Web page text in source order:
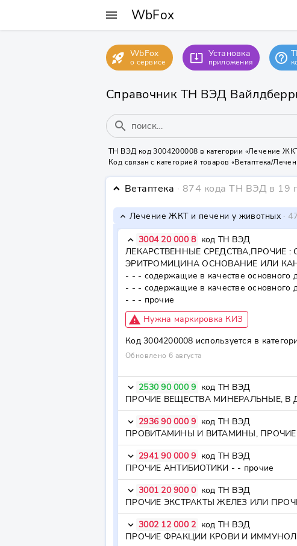
menu WbFox
rocket_launch WbFox
о сервисе system_update_alt Установка
приложения help_outline
Справочник ТН ВЭД
search
ТН ВЭД код 3004200008 в категории «Лечение
Код связан с категорией товаров «Ветаптека/
keyboard_arrow_down Ветаптека · 874 кода ТН ВЭД в 19
keyboard_arrow_down Лечение ЖКТ и печени у животных ·
keyboard_arrow_down 3004 20 000 8 код ТН ВЭД
ЛЕКАРСТВЕННЫЕ СРЕДСТВА,ПРОЧИЕ
ЭРИТРОМИЦИНА ОСНОВАНИЕ ИЛИ
- - - содержащие в качестве основного
- - - содержащие в качестве основного
- - - прочие
report_problem Нужна маркировка КИЗ
Код3004200008 используется в
Обновлено 6 августа
keyboard_arrow_down 2530 90 000 9 код ТН ВЭД
keyboard_arrow_down 2936 90 000 9 код ТН ВЭД
ПРОВИТАМИНЫ И ВИТАМИНЫ,
keyboard_arrow_down 2941 90 000 9 код ТН ВЭД
ПРОЧИЕ АНТИБИОТИКИ - - прочие
keyboard_arrow_down 3001 20 900 0 код ТН ВЭД
ПРОЧИЕ ЭКСТРАКТЫ ЖЕЛЕЗ ИЛИ
keyboard_arrow_down 3002 12 000 2 код ТН ВЭД